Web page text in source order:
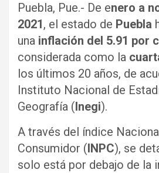
Puebla, Pue.- De enero a
2021, el estado de Puebla
una inflación del 5.91 por
considerada como la
los últimos 20 años, de
Instituto Nacional de
Geografía (Inegi).
A través del índice
Consumidor (INPC), se
solo está por debajo de la